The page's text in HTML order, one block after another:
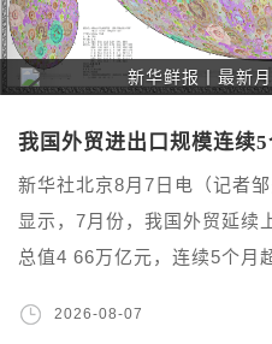
新华鲜报丨最新
我国外贸进出口规模连续
新华社北京8月7日电（记者
显示，7月份，我国外贸延续
总值4 66万亿元，连续5个月
2026-08-07